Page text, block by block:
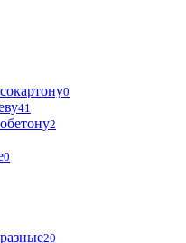
0
41
2
0
20